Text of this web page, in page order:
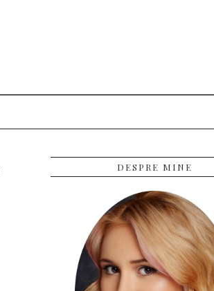
DESPRE MINE